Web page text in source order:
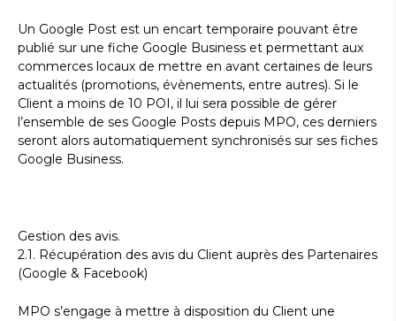
Un Google Post est un encart temporaire pouvant être
publié sur une fiche Google Business et permettant aux
commerces locaux de mettre en avant certaines de leurs
actualités (promotions, évènements, entre autres). Si le
Client a moins de 10 POI, il lui sera possible de gérer
l’ensemble de ses Google Posts depuis MPO, ces derniers
seront alors automatiquement synchronisés sur ses fiches
Google Business.
Gestion des avis.
2.1. Récupération des avis du Client auprès des Partenaires
(Google & Facebook)
MPO s’engage à mettre à disposition du Client une